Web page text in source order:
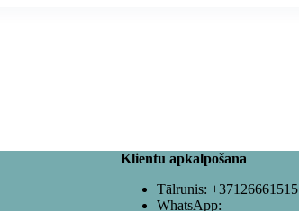
Klientu apkalpošana
Tālrunis: +37126661515
WhatsApp: